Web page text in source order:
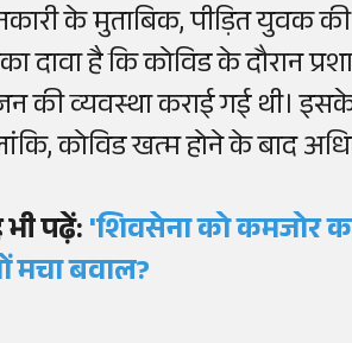
के मुताबिक, पीड़ित युवक की
दावा है कि कोविड के दौरान
की व्यवस्था कराई गई थी।
कोविड खत्म होने के बाद
पढ़ें:'शिवसेना को कमजोर
मचा बवाल?